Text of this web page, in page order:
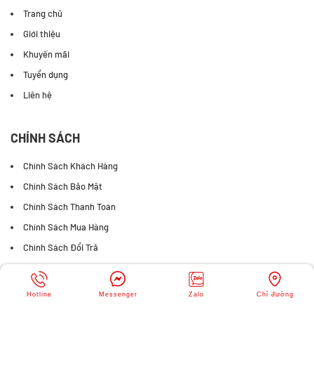
Trang chủ
Giới thiệu
Khuyến mãi
Tuyển dụng
Liên hệ
CHÍNH SÁCH
Chính Sách Khách Hàng
Chính Sách Bảo Mật
Chính Sách Thanh Toán
Chính Sách Mua Hàng
Chính Sách Đổi Trả
FANPAGE FACEBOOK
Hotline Messenger Zalo Chỉ đường